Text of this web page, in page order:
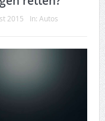
2015 In: Autos